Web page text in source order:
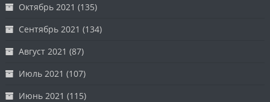
Октябрь 2021 (135)
Сентябрь 2021 (134)
Август 2021 (87)
Июль 2021 (107)
Июнь 2021 (115)